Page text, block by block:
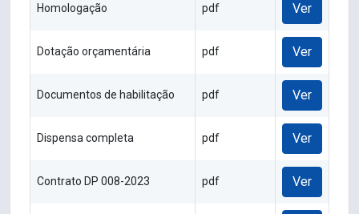
Homologação pdf Ver
Dotação orçamentária pdf Ver
Documentos de habilitação pdf Ver
Dispensa completa pdf Ver
Contrato DP 008-2023 pdf Ver